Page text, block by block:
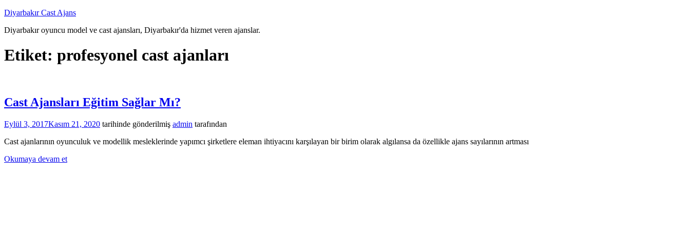
İçeriğe
Diyarbakır Cast Ajans
Diyarbakır oyuncu model ve cast ajansları, Diyarbakır'da hizmet veren ajanslar.
Etiket: profesyonel cast ajanları
Cast Ajansları Eğitim Sağlar Mı?
Eylül 3, 2017Kasım 21, 2020 tarihinde gönderilmiş admin tarafından
Cast ajanlarının oyunculuk ve modellik mesleklerinde yapımcı şirketlere eleman ihtiyacını karşılayan bir birim olarak algılansa da özellikle ajans sayılarının artması
Okumaya devam et